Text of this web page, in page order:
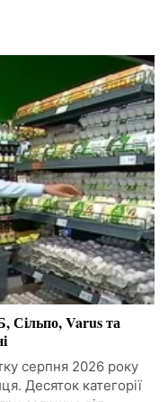
Сільпо, Varus та
серпня 2026 року
Десяток категорії